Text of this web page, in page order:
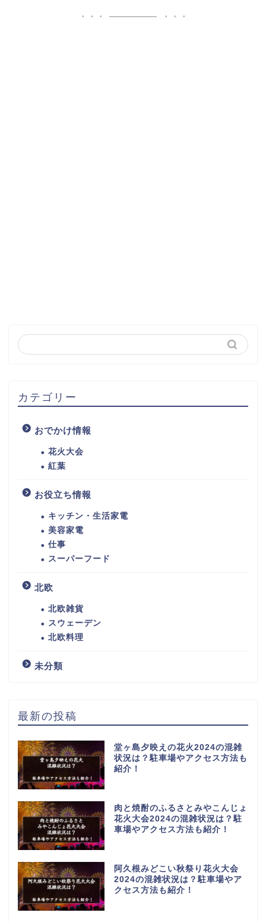
カテゴリー
おでかけ情報
花火大会
紅葉
お役立ち情報
キッチン・生活家電
美容家電
仕事
スーパーフード
北欧
北欧雑貨
スウェーデン
北欧料理
未分類
最新の投稿
堂ヶ島夕映えの花火2024の混雑
状況は？駐車場やアクセス方法も
紹介！
肉と焼酎のふるさとみやこんじょ
花火大会2024の混雑状況は？駐
車場やアクセス方法も紹介！
阿久根みどこい秋祭り花火大会
2024の混雑状況は？駐車場やア
クセス方法も紹介！